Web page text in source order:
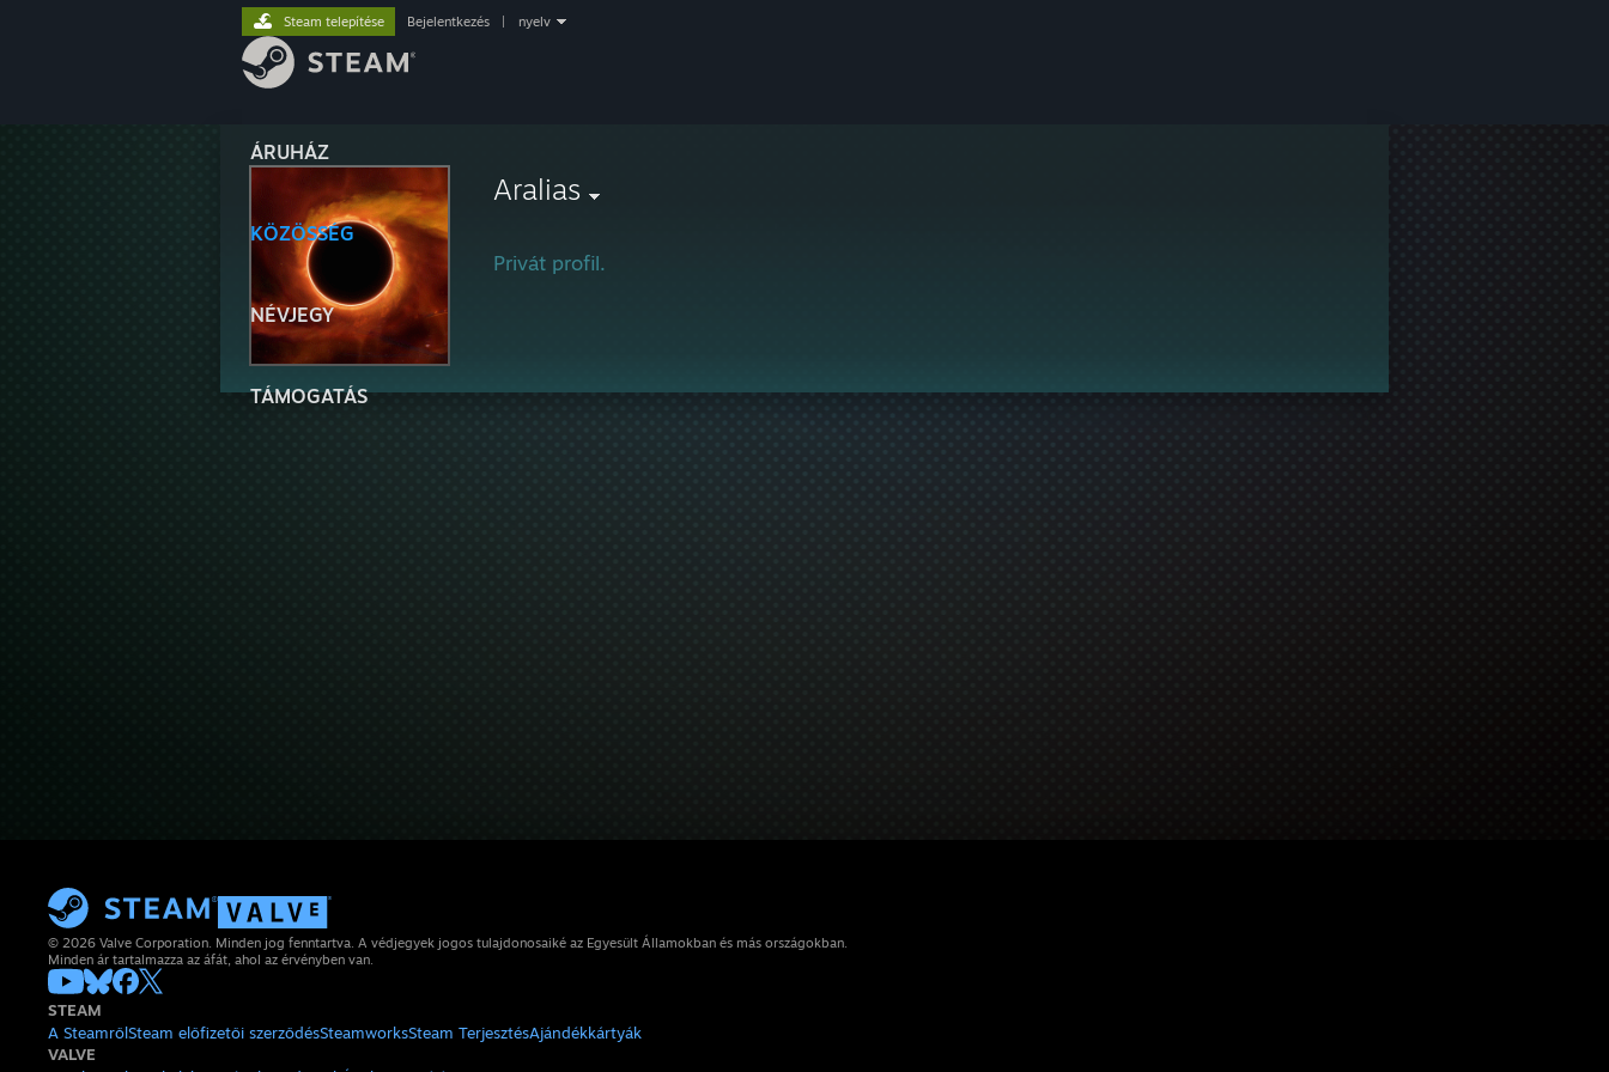
ÁRUHÁZ
KÖZÖSSÉG
NÉVJEGY
TÁMOGATÁS
Steam telepítése Bejelentkezés nyelv
Aralias
Privát profil.
© 2026 Valve Corporation. Minden jog fenntartva. A védjegyek jogos tulajdonosaiké az Egyesült Államokban és más országokban.
Minden ár tartalmazza az áfát, ahol az érvényben van.
STEAM
A SteamrőlSteam előfizetői szerződésSteamworksSteam TerjesztésAjándékkártyák
VALVE